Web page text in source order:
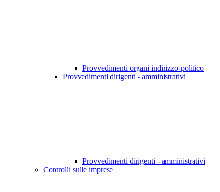
Provvedimenti organi indirizzo-politico
Provvedimenti dirigenti - amministrativi
Provvedimenti dirigenti - amministrativi
Controlli sulle imprese